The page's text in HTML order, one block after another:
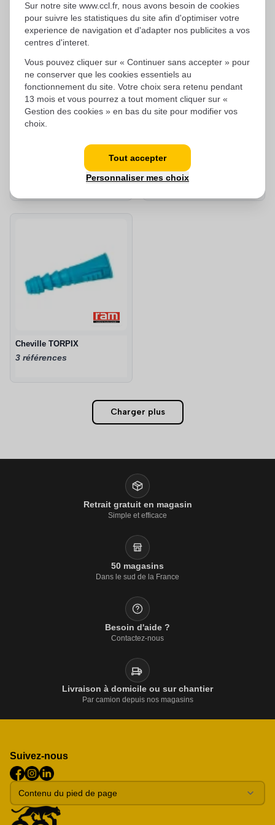
Sur notre site www.ccl.fr, nous avons besoin de cookies
pour suivre les statistiques du site afin d'optimiser votre
experience de navigation et d'adapter nos publicites a vos
centres d'interet.
Vous pouvez cliquer sur « Continuer sans accepter » pour
ne conserver que les cookies essentiels au
fonctionnement du site. Votre choix sera retenu pendant
13 mois et vous pourrez a tout moment cliquer sur «
Gestion des cookies » en bas du site pour modifier vos
choix.
Tout accepter
Personnaliser mes choix
Crayon de charpentier rechar
Alliages de brasage et soudo
brasage 18XFC
Cheville TORPIX
3 références
Charger plus
Retrait gratuit en magasin
Simple et efficace
50 magasins
Dans le sud de la France
Besoin d'aide ?
Contactez-nous
Livraison à domicile ou sur chantier
Par camion depuis nos magasins
Contenu du pied de page
Suivez-nous